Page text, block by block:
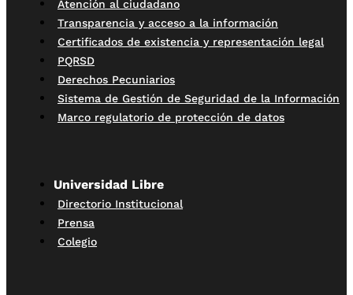
Atención al ciudadano
Transparencia y acceso a la información
Certificados de existencia y representación legal
PQRSD
Derechos Pecuniarios
Sistema de Gestión de Seguridad de la Información
Marco regulatorio de protección de datos
Universidad Libre
Directorio Institucional
Prensa
Colegio